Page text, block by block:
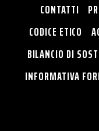
CONTATTI
CODICE ETICO
BILANCIO DI
INFORMATIVA